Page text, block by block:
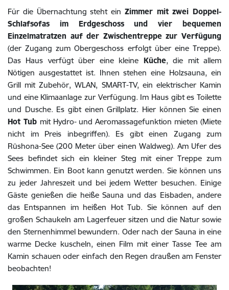
Für die Übernachtung steht ein Zimmer mit zwei Doppel-
Schlafsofas im Erdgeschoss und vier bequemen
Einzelmatratzen auf der Zwischentreppe zur Verfügung
(der Zugang zum Obergeschoss erfolgt über eine Treppe).
Das Haus verfügt über eine kleine Küche, die mit allem
Nötigen ausgestattet ist. Ihnen stehen eine Holzsauna, ein
Grill mit Zubehör, WLAN, SMART-TV, ein elektrischer Kamin
und eine Klimaanlage zur Verfügung. Im Haus gibt es Toilette
und Dusche. Es gibt einen Grillplatz. Hier können Sie einen
Hot Tub mit Hydro- und Aeromassagefunktion mieten (Miete
nicht im Preis inbegriffen). Es gibt einen Zugang zum
Rūshona-See (200 Meter über einen Waldweg). Am Ufer des
Sees befindet sich ein kleiner Steg mit einer Treppe zum
Schwimmen. Ein Boot kann genutzt werden. Sie können uns
zu jeder Jahreszeit und bei jedem Wetter besuchen. Einige
Gäste genießen die heiße Sauna und das Eisbaden, andere
das Entspannen im heißen Hot Tub. Sie können auf den
großen Schaukeln am Lagerfeuer sitzen und die Natur sowie
den Sternenhimmel bewundern. Oder nach der Sauna in eine
warme Decke kuscheln, einen Film mit einer Tasse Tee am
Kamin schauen oder einfach den Regen draußen am Fenster
beobachten!